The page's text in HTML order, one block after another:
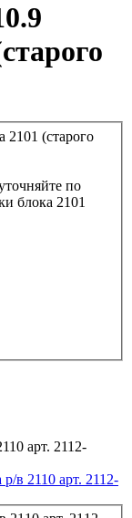
по
блока 2101
в 2110 арт. 2112-